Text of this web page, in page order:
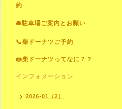
約
🚘駐車場ご案内とお願い
📞柴ドーナツご予約
🍩柴ドーナツってなに？？
インフォメーション
2026-01（2）